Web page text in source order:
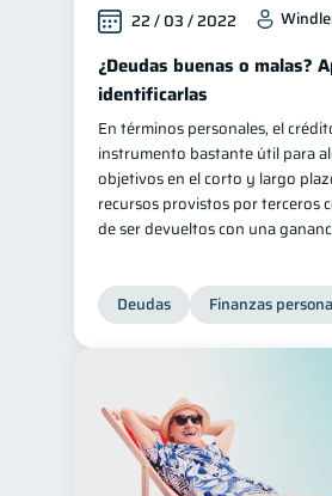
Finanzas familiares 25
Inclusión financiera 22
Bienestar financiero
Finanzas para mujeres 20
Productos financieros 11
Organización Financiera 10
Préstamos Consejos
Tarjeta de crédito
Ciberseguridad
Servicios 4
Derechos & Deberes
22 / 03 / 2022
¿Deudas buenas o malas?
identificarlas
En términos personales, el
instrumento bastante útil para
objetivos en el corto y largo
recursos provistos por terceros
de ser devueltos con una
Deudas Finanzas